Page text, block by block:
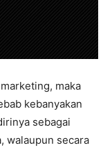
maka
kebanyakan
sebagai
walaupun secara